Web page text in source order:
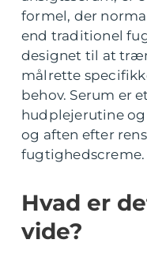
formel, der
end traditionel
designet til at
målrette
behov. Serum er
hudplejerutine
og aften efter
fugtighedscreme.
Hvad er
vide?